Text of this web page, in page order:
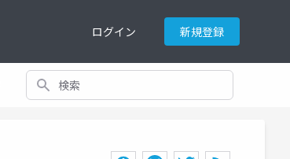
ログイン 新規登録
検索